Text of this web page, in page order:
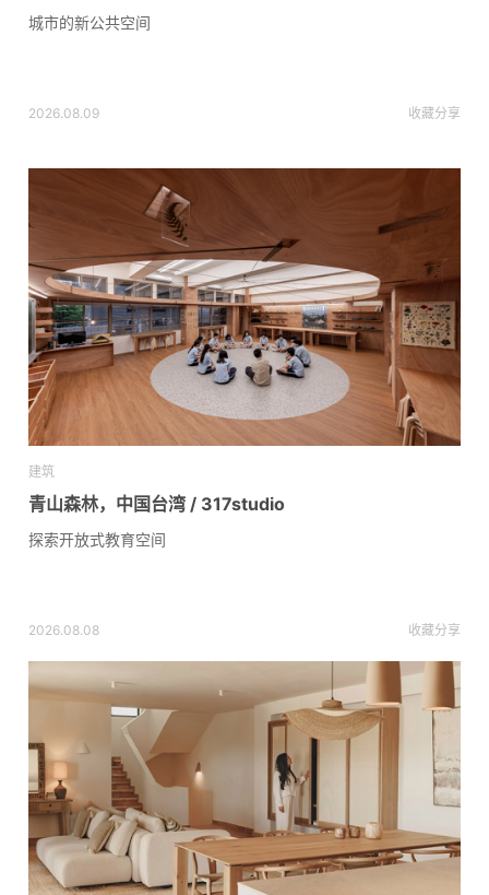
城市的新公共空间
2026.08.09 收藏分享
建筑
青山森林，中国台湾 / 317studio
探索开放式教育空间
2026.08.08 收藏分享